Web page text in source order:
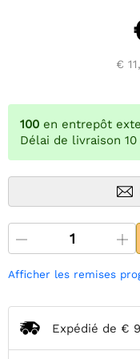
€
100 en entrepôt
Délai de livraison
Afficher les remises
Expédié de €